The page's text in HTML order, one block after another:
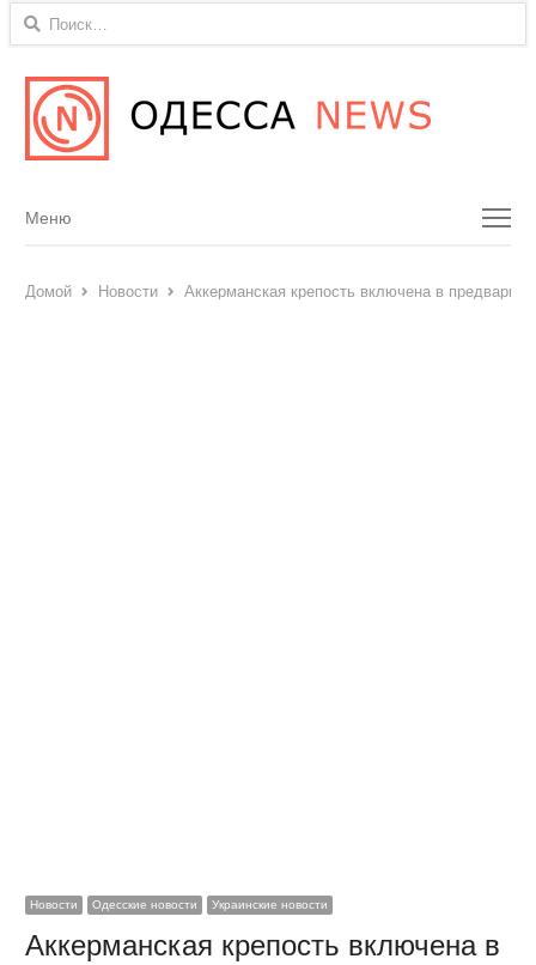
Найти:
Menu
Меню
Домой Новости Аккерманская крепость включена в
Новости Одесские новости Украинские новости
Аккерманская крепость включена в